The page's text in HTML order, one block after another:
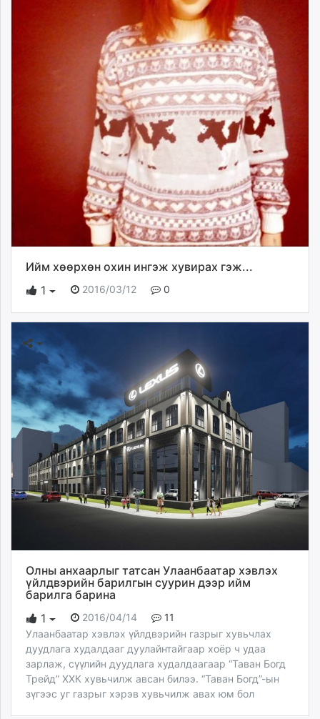
Ийм хөөрхөн охин ингэж хувирах гэж...
1
2016/03/12 0
Олны анхаарлыг татсан Улаанбаатар хэвлэх
үйлдвэрийн барилгын суурин дээр ийм
барилга барина
1
2016/04/14
11
Улаанбаатар хэвлэх үйлдвэрийн газрыг хувьчлах
дуудлага худалдааг дуулайнтайгаар хоёр ч удаа
зарлаж, сүүлийн дуудлага худалдаагаар “Таван Богд
Трейд” ХХК хувьчилж авсан билээ. “Таван Богд”-ын
зүгээс уг газрыг хэрэв хувьчилж авах юм бол